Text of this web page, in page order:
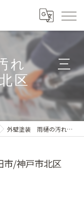
汚れ 三
区
外壁塗装 雨樋の汚れ 三田市/神戸市北区
/神戸市北区